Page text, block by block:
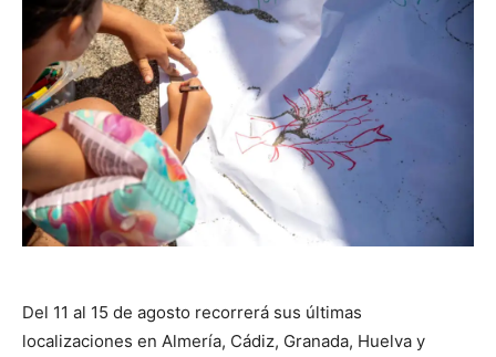
Del 11 al 15 de agosto recorrerá sus últimas
localizaciones en Almería, Cádiz, Granada, Huelva y